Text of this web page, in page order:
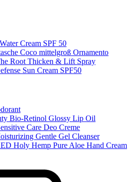
Cream SPF 50
Coco mittelgroß Ornamento
Root Thicken & Lift Spray
Sun Cream SPF50
Bio-Retinol Glossy Lip Oil
Care Deo Creme
Gentle Gel Cleanser
Holy Hemp Pure Aloe Hand Cream